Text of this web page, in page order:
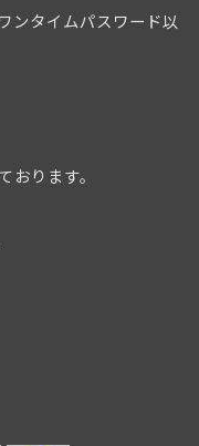
タイムパスワード以
ります。